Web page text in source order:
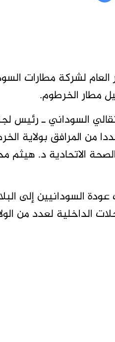
العام لشركة مطارات
السوداني ـ رئيس
من المرافق بولاية
الاتحادية د. هيثم
السودانيين إلى
الداخلية لعدد من